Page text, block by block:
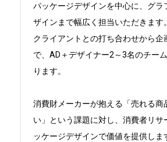
パッケージデザインを中心に、グラ
ザインまで幅広く担当いただきます。
クライアントとの打ち合わせから企
で、AD＋デザイナー2～3名のチー
ります。
消費財メーカーが抱える「売れる商
い」という課題に対し、消費者リサ
ッケージデザインで価値を提供しま